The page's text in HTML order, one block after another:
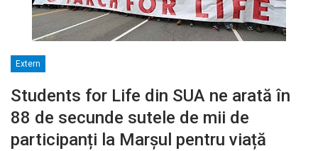
Extern
Students for Life din SUA ne arată în
88 de secunde sutele de mii de
participanți la Marșul pentru viață